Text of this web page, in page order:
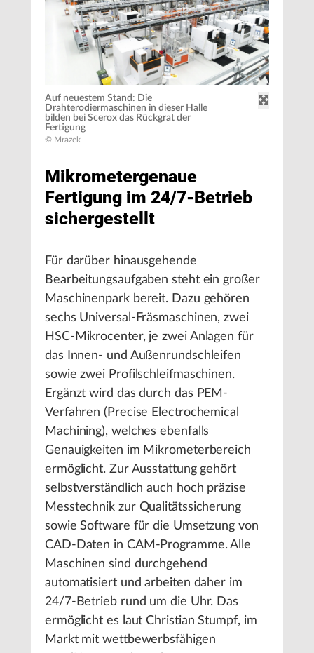
Auf neuestem Stand: Die
Drahterodiermaschinen in dieser Halle
bilden bei Scerox das Rückgrat der
Fertigung
© Mrazek
Mikrometergenaue
Fertigung im 24/7-Betrieb
sichergestellt
Für darüber hinausgehende
Bearbeitungsaufgaben steht ein großer
Maschinenpark bereit. Dazu gehören
sechs Universal-Fräsmaschinen, zwei
HSC-Mikrocenter, je zwei Anlagen für
das Innen- und Außenrundschleifen
sowie zwei Profilschleifmaschinen.
Ergänzt wird das durch das PEM-
Verfahren (Precise Electrochemical
Machining), welches ebenfalls
Genauigkeiten im Mikrometerbereich
ermöglicht. Zur Ausstattung gehört
selbstverständlich auch hoch präzise
Messtechnik zur Qualitätssicherung
sowie Software für die Umsetzung von
CAD-Daten in CAM-Programme. Alle
Maschinen sind durchgehend
automatisiert und arbeiten daher im
24/7-Betrieb rund um die Uhr. Das
ermöglicht es laut Christian Stumpf, im
Markt mit wettbewerbsfähigen